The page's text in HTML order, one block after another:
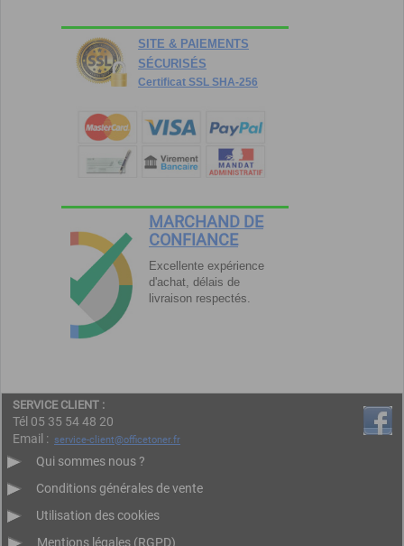
SITE & PAIEMENTS
SÉCURISÉS
Certificat SSL SHA-256
MARCHAND DE
CONFIANCE
Excellente expérience
d'achat, délais de
livraison respectés.
SERVICE CLIENT :
Tél 05 35 54 48 20
Email : service-client@officetoner.fr
Qui sommes nous ?
Conditions générales de vente
Utilisation des cookies
Mentions légales (RGPD)